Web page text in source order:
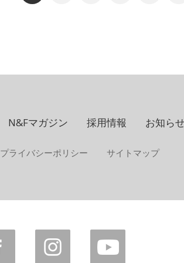
N&Fマガジン 採用情報 お知ら
プライバシーポリシー サイトマップ